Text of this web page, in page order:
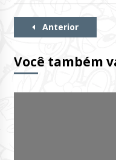
Continue
Anterior
Você também